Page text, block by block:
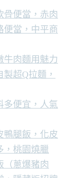
骨便當，赤肉
便當，中平商
牛肉麵用魅力
超Q拉麵，
多便宜，人氣
鴨腿飯，化皮
，桃園燒臘
（蔥爆豬肉